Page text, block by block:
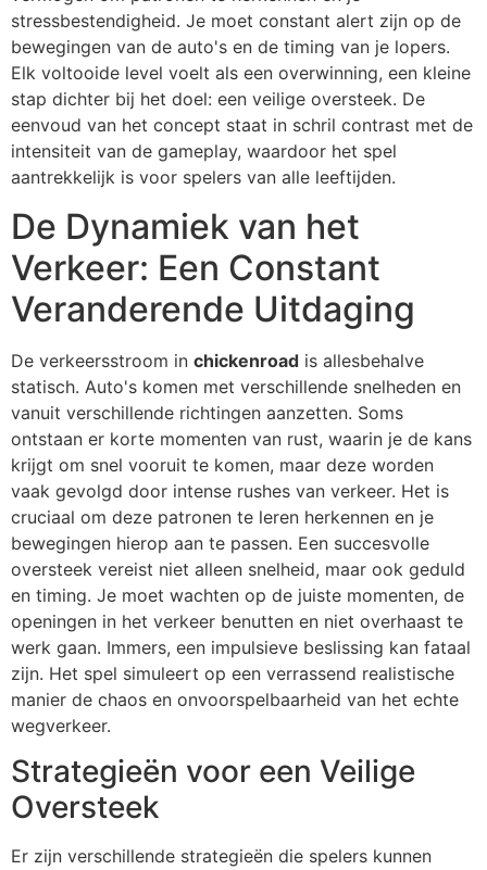
stressbestendigheid. Je moet constant alert zijn op de
bewegingen van de auto's en de timing van je lopers.
Elk voltooide level voelt als een overwinning, een kleine
stap dichter bij het doel: een veilige oversteek. De
eenvoud van het concept staat in schril contrast met de
intensiteit van de gameplay, waardoor het spel
aantrekkelijk is voor spelers van alle leeftijden.
De Dynamiek van het
Verkeer: Een Constant
Veranderende Uitdaging
De verkeersstroom in chickenroad is allesbehalve
statisch. Auto's komen met verschillende snelheden en
vanuit verschillende richtingen aanzetten. Soms
ontstaan er korte momenten van rust, waarin je de kans
krijgt om snel vooruit te komen, maar deze worden
vaak gevolgd door intense rushes van verkeer. Het is
cruciaal om deze patronen te leren herkennen en je
bewegingen hierop aan te passen. Een succesvolle
oversteek vereist niet alleen snelheid, maar ook geduld
en timing. Je moet wachten op de juiste momenten, de
openingen in het verkeer benutten en niet overhaast te
werk gaan. Immers, een impulsieve beslissing kan fataal
zijn. Het spel simuleert op een verrassend realistische
manier de chaos en onvoorspelbaarheid van het echte
wegverkeer.
Strategieën voor een Veilige
Oversteek
Er zijn verschillende strategieën die spelers kunnen